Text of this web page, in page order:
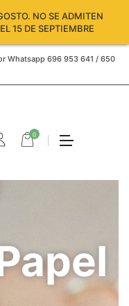
NO SE ADMITEN
15 DE SEPTIEMBRE
Whatsapp 696 953 641 / 650
0
Carro
vacío